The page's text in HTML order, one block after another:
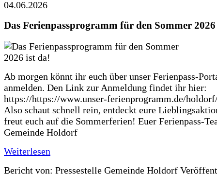
04.06.2026
Das Ferienpassprogramm für den Sommer
Ab morgen könnt ihr euch über unser Ferienpass-
anmelden. Den Link zur Anmeldung findet ihr hier:
https://https://www.unser-ferienprogramm.de/
Also schaut schnell rein, entdeckt eure
freut euch auf die Sommerferien! Euer Ferienpass-
Gemeinde Holdorf
Weiterlesen
Bericht von: Pressestelle Gemeinde Holdorf